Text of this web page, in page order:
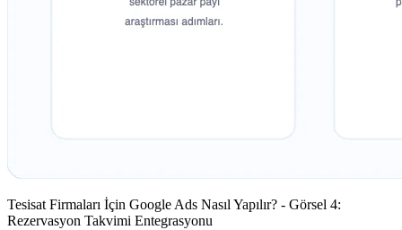
Tesisat Firmaları İçin Google Ads Nasıl Yapılır? - Görsel 4:
Rezervasyon Takvimi Entegrasyonu